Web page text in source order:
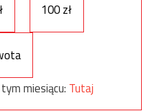
100 zł
miesiącu: Tutaj